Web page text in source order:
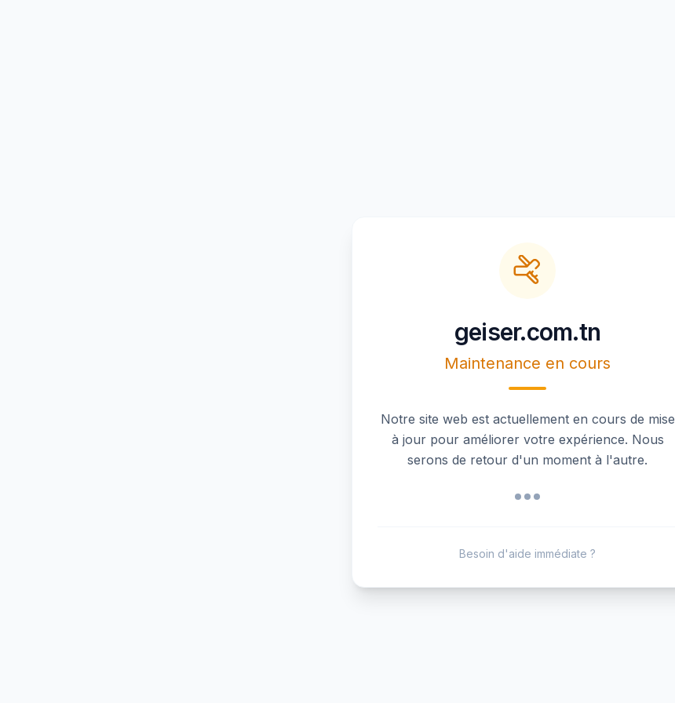
geiser.com.tn
Maintenance en cours
Notre site web est actuellement en cours de mise
à jour pour améliorer votre expérience. Nous
serons de retour d'un moment à l'autre.
Besoin d'aide immédiate ?